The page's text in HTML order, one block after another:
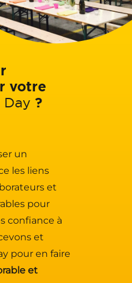
votre
Day ?
un
les liens
et
pour
confiance à
et
pour en faire
et